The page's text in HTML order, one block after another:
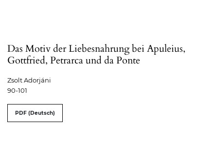
Das Motiv der Liebesnahrung bei Apuleius,
Gottfried, Petrarca und da Ponte
Zsolt Adorjáni
90-101
PDF (Deutsch)